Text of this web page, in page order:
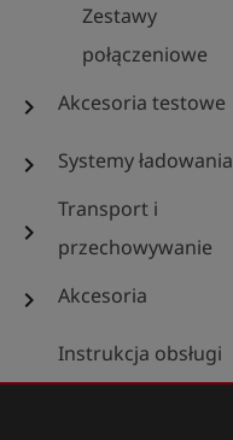
Zestawy
połączeniowe
chevron_right Akcesoria testowe
chevron_right Systemy ładowania
chevron_right
Transport i
przechowywanie
chevron_right Akcesoria
Instrukcja obsługi